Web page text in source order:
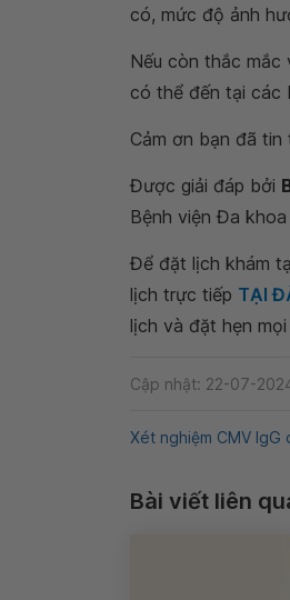
có, mức độ ảnh
Nếu còn thắc mắc
có thể đến tại các
Cảm ơn bạn đã tin
Được giải đáp bởi
Bệnh viện Đa khoa
Để đặt lịch khám
lịch trực tiếp TẠI
lịch và đặt hẹn
Cập nhật: 22-07-
Xét nghiệm CMV IgG
Bài viết liên